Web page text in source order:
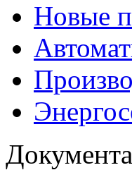
Новые